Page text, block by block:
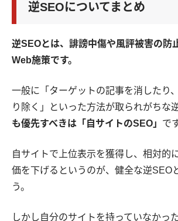
逆SEOについてまとめ
逆SEOとは、誹謗中傷や風評被害の防
Web施策です。
一般に「ターゲットの記事を消したり
り除く」といった方法が取られがちな
も優先すべきは「自サイトのSEO」 で
自サイトで上位表示を獲得し、相対的
価を下げるというのが、健全な逆SEO
う。
しかし自分のサイトを持っていなかっ